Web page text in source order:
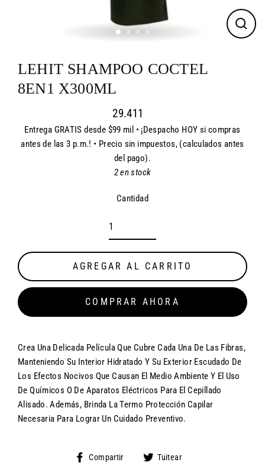
LEHIT SHAMPOO COCTEL
8EN1 X300ML
Precio
habitual
29.411
Entrega GRATIS desde $99 mil • ¡Despacho HOY si compras
antes de las 3 p.m.! • Precio sin impuestos, (calculados antes
del pago).
2 en stock
Cantidad
AGREGAR AL CARRITO
COMPRAR AHORA
Crea Una Delicada Película Que Cubre Cada Una De Las Fibras,
Manteniendo Su Interior Hidratado Y Su Exterior Escudado De
Los Efectos Nocivos Que Causan El Medio Ambiente Y El Uso
De Químicos O De Aparatos Eléctricos Para El Cepillado
Alisado. Además, Brinda La Termo Protección Capilar
Necesaria Para Lograr Un Cuidado Preventivo.
Compartir
CompartirTuitear